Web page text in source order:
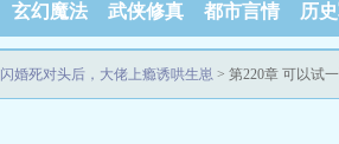
玄幻魔法 武侠修真 都市言情 历
闪婚死对头后，大佬上瘾诱哄生崽 > 第220章 可以试